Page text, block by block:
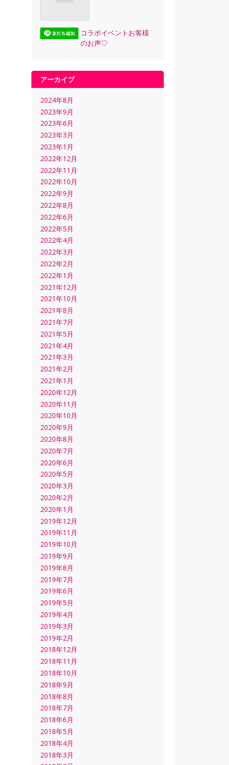
コラボイベントお客様
のお声♡
アーカイブ
2024年8月
2023年9月
2023年6月
2023年3月
2023年1月
2022年12月
2022年11月
2022年10月
2022年9月
2022年8月
2022年6月
2022年5月
2022年4月
2022年3月
2022年2月
2022年1月
2021年12月
2021年10月
2021年8月
2021年7月
2021年5月
2021年4月
2021年3月
2021年2月
2021年1月
2020年12月
2020年11月
2020年10月
2020年9月
2020年8月
2020年7月
2020年6月
2020年5月
2020年3月
2020年2月
2020年1月
2019年12月
2019年11月
2019年10月
2019年9月
2019年8月
2019年7月
2019年6月
2019年5月
2019年4月
2019年3月
2019年2月
2018年12月
2018年11月
2018年10月
2018年9月
2018年8月
2018年7月
2018年6月
2018年5月
2018年4月
2018年3月